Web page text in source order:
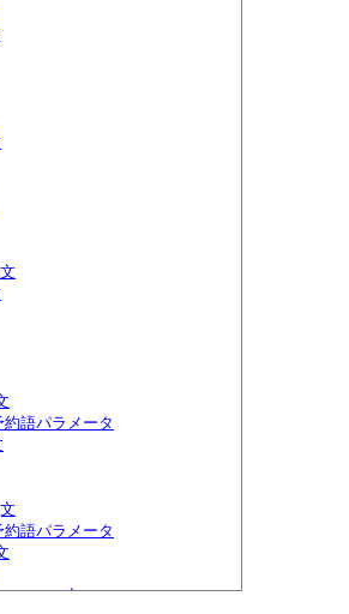
語パラメータ
語パラメータ
文